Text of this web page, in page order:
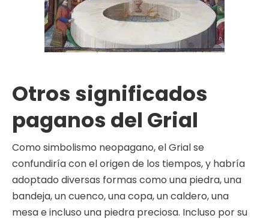
Otros significados
paganos del Grial
Como simbolismo neopagano, el Grial se
confundiría con el origen de los tiempos, y habría
adoptado diversas formas como una piedra, una
bandeja, un cuenco, una copa, un caldero, una
mesa e incluso una piedra preciosa. Incluso por su